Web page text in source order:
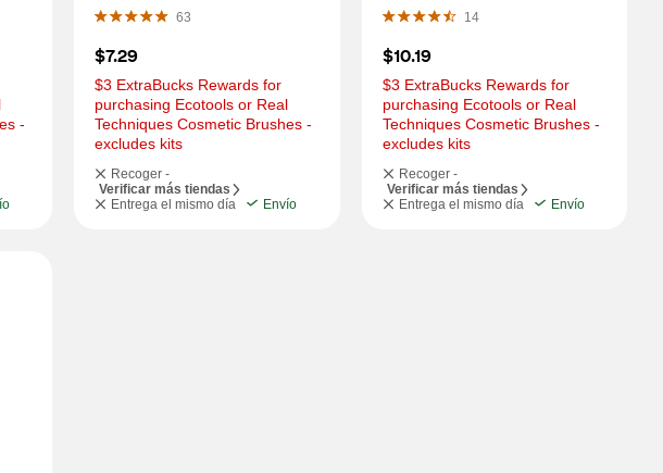
-
63
$7.29
$3 ExtraBucks Rewards for
purchasing Ecotools or Real
Techniques Cosmetic Brushes -
excludes kits
Recoger -
Verificar más tiendas
Entrega el mismo día
Envío
14
$10.19
$3 ExtraBucks Rewards for
purchasing Ecotools or Real
Techniques Cosmetic Brushes -
excludes kits
Recoger -
Verificar más tiendas
Entrega el mismo día
Envío